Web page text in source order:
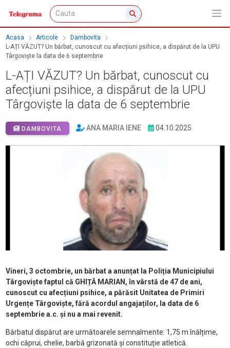
Acasa Articole
Dambovita
L-AȚI VĂZUT? Un bărbat, cunoscut cu afecțiuni psihice, a dispărut de la UPU
Târgoviște la data de 6 septembrie
L-AȚI VĂZUT? Un bărbat, cunoscut cu
afecțiuni psihice, a dispărut de la UPU
Târgoviște la data de 6 septembrie
DAMBOVITA ANA MARIA IENE 04.10.2025
Vineri, 3 octombrie, un bărbat a anunțat la Poliția Municipiului
Târgoviște faptul că GHIȚĂ MARIAN, în vârstă de 47 de ani,
cunoscut cu afecțiuni psihice, a părăsit Unitatea de Primiri
Urgențe Târgoviște, fără acordul angajaților, la data de 6
septembrie a.c. și nu a mai revenit.
Bărbatul dispărut are următoarele semnalmente: 1,75 m înălțime,
ochi căprui, chelie, barbă grizonată și constituție atletică.